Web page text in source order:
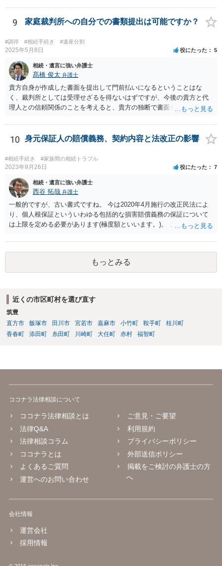
9 家庭裁判所への自分での書類提出は可能ですか？
#調停 #相続手続き #遺産分割
2025年5月8日 役にたった 5
相続・遺言に強い弁護士
髙橋 俊太 弁護士
貴方自身が作成した書面を提出して門前払いになるということはな
く、裁判所としては受理せざるを得ないはずですが、今後の貴方と代
理人との信頼関係のことを考えると、貴方の独断で書面を提出したり
士が主張書面の提出を渋っているようですが、弁護士として提出の実
益がないと考えている可能性もあると思いますので、そのあたりも含
めて、弁護士見解を確認等するためによく打ち合わせた方がよいと思
います。単に面倒臭いということで書面提出をしないということであ
れば、当該弁護士との委任関係を修了した上で、貴方のほうで書面提
出することを検討なさった方がよいでしょう。
10 身元保証人の賠償義務、契約内容と法改正の影響
#相続手続き #家族間の相続トラブル
2023年9月26日 役にたった 7
相続・遺言に強い弁護士
西谷 拓哉 弁護士
一般的ですが、古い書式ですね。 今は2020年4月施行の改正民法によ
り、個人根保証といういわゆる包括的な損害賠償義務の保証について
は上限を定める必要があります(極度額といいます。)。 この書式にサ
り、会社側は請求できない可能性が高そうです。
もっとみる
近くの市区町村を選び直す
筑豊
直方市
飯塚市 田川市 宮若市 嘉麻市 小竹町 鞍手町
桂川町
香春町
添田町 糸田町 川崎町 大任町 赤村 福智町
ココナラ法律相談について
ココナラ法律相談とは
法律Q&A
法律相談コラム
ココナラとは
よくあるご質問
運営へのお問い合わせ
ご意見・ご要望
利用規約
プライバシーポリシー
外部送信ポリシー
掲載をご検討の弁護士の方
へ
会社情報
運営会社
採用情報